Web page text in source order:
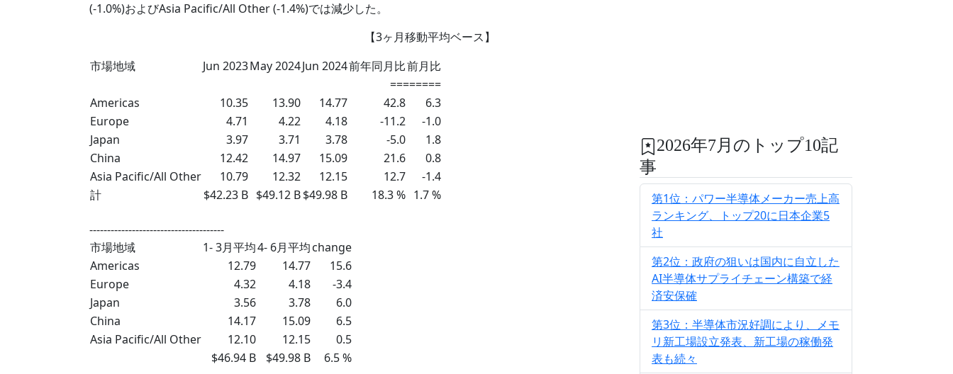
(-1.0%)およびAsia Pacific/All Other (-1.4%)では減少した。
【3ヶ月移動平均ベース】
市場地域
Jun 2023May 2024Jun 2024前年同月比前月比
========
Americas
10.35 13.90 14.77 42.8
6.3
Europe
4.71 4.22 4.18 -11.2
-1.0
Japan
3.97 3.71 3.78 -5.0
1.8
China
12.42 14.97 15.09 21.6
0.8
Asia Pacific/All Other
10.79 12.32 12.15 12.7
-1.4
計
$42.23 B $49.12 B$49.98 B 18.3 % 1.7 %
--------------------------------------
市場地域
1- 3月平均4- 6月平均change
Americas
12.79 14.77
15.6
Europe
4.32 4.18
-3.4
Japan
3.56 3.78
6.0
China
14.17 15.09
6.5
Asia Pacific/All Other
12.10 12.15
0.5
$46.94 B
$49.98 B 6.5 %
2026年7月のトップ10記
事
第1位：パワー半導体メーカー売上高
ランキング、トップ20に日本企業5
社
第2位：政府の狙いは国内に自立した
AI半導体サプライチェーン構築で経
済安保確
第3位：半導体市況好調により、メモ
リ新工場設立発表、新工場の稼働発
表も続々